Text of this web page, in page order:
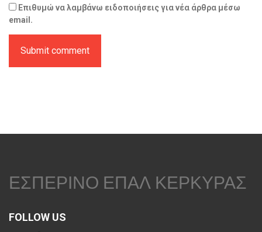
Επιθυμώ να λαμβάνω ειδοποιήσεις για νέα άρθρα μέσω
email.
ΕΣΠΕΡΙΝΟ ΕΠΑΛ ΚΕΡΚΥΡΑΣ
FOLLOW US